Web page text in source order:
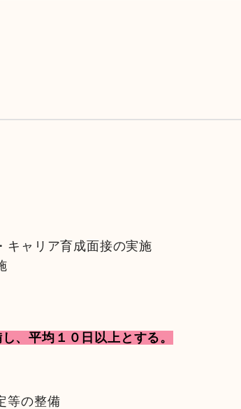
ャリア育成面接の実施
、平均１０日以上とする。
等の整備